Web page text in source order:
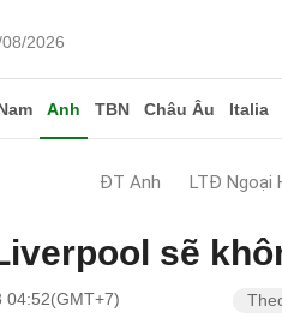
2026
Anh TBN Châu Âu Italia
ĐT Anh LTĐ Ngoại
sẽ
04:52(GMT+7)